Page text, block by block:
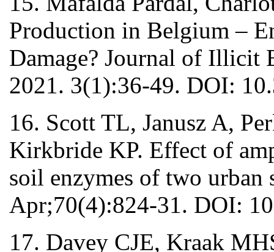
Production in Belgium –
Damage? Journal of Illicit
2021. 3(1):36-49. DOI:
16. Scott TL, Janusz A,
Kirkbride KP. Effect of
soil enzymes of two
Apr;70(4):824-31. DOI:
17. Davey CJE, Kraak